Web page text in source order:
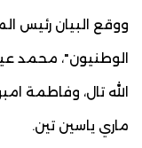
ووقع البيان رئيس
الوطنيون"، محمد
الله تال، وفاطمة
ماري ياسين تين.